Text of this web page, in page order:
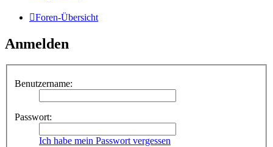
Foren-Übersicht
Anmelden
Benutzername:
Passwort:
Ich habe mein Passwort vergessen